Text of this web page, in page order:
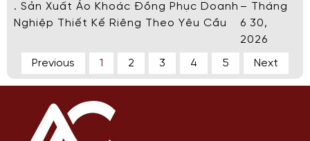
. Sản Xuất Áo Khoác Đồng Phục Doanh
Nghiệp Thiết Kế Riêng Theo Yêu Cầu
– Tháng
6 30,
2026
Previous
1 2 3 4 5 Next